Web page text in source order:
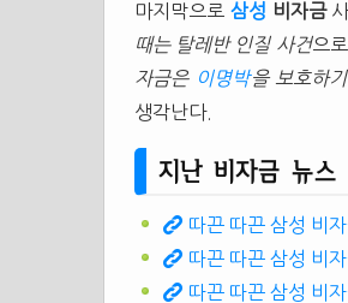
마지막으로 삼성 비자금사
때는 탈레반 인질 사건으
자금은 이명박을 보호하
생각난다.
지난 비자금 뉴스
따끈 따끈 삼성 비
따끈 따끈 삼성 비
따끈 따끈 삼성 비